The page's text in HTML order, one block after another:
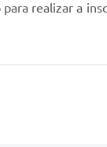
realizar a